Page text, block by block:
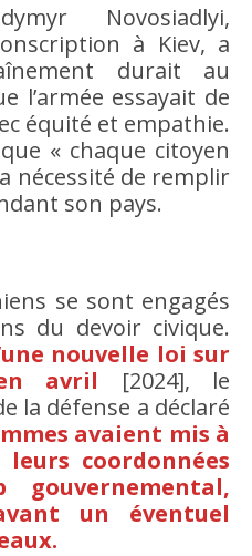
Novosiadlyi,
à Kiev, a
durait au
l’armée essayait de
équité et empathie.
« chaque citoyen
nécessité de remplir
son pays.
se sont engagés
du devoir civique.
nouvelle loi sur
avril [2024], le
la défense a déclaré
avaient mis à
coordonnées
un éventuel